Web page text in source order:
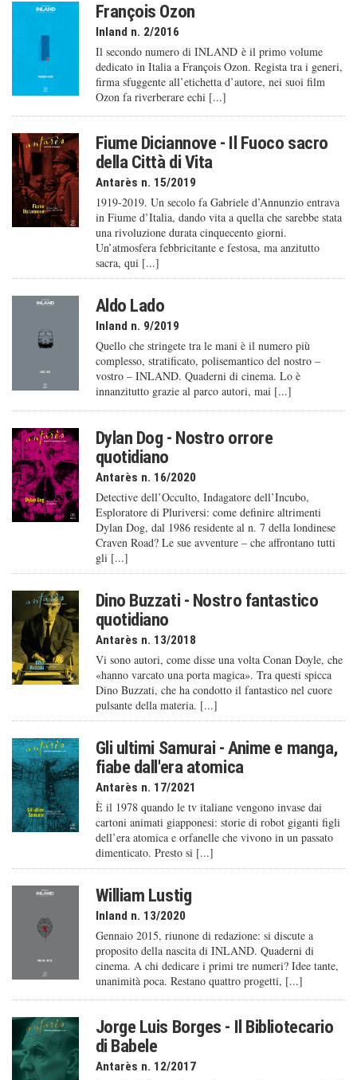
François Ozon
Inland n. 2/2016
Il secondo numero di INLAND è il primo volume
dedicato in Italia a François Ozon. Regista tra i generi,
firma sfuggente all’etichetta d’autore, nei suoi film
Ozon fa riverberare echi [...]
Fiume Diciannove - Il Fuoco sacro
della Città di Vita
Antarès n. 15/2019
1919-2019. Un secolo fa Gabriele d’Annunzio entrava
in Fiume d’Italia, dando vita a quella che sarebbe stata
una rivoluzione durata cinquecento giorni.
Un’atmosfera febbricitante e festosa, ma anzitutto
sacra, qui [...]
Aldo Lado
Inland n. 9/2019
Quello che stringete tra le mani è il numero più
complesso, stratificato, polisemantico del nostro –
vostro – INLAND. Quaderni di cinema. Lo è
innanzitutto grazie al parco autori, mai [...]
Dylan Dog - Nostro orrore
quotidiano
Antarès n. 16/2020
Detective dell’Occulto, Indagatore dell’Incubo,
Esploratore di Pluriversi: come definire altrimenti
Dylan Dog, dal 1986 residente al n. 7 della londinese
Craven Road? Le sue avventure – che affrontano tutti
gli [...]
Dino Buzzati - Nostro fantastico
quotidiano
Antarès n. 13/2018
Vi sono autori, come disse una volta Conan Doyle, che
«hanno varcato una porta magica». Tra questi spicca
Dino Buzzati, che ha condotto il fantastico nel cuore
pulsante della materia. [...]
Gli ultimi Samurai - Anime e manga,
fiabe dall'era atomica
Antarès n. 17/2021
È il 1978 quando le tv italiane vengono invase dai
cartoni animati giapponesi: storie di robot giganti figli
dell’era atomica e orfanelle che vivono in un passato
dimenticato. Presto si [...]
William Lustig
Inland n. 13/2020
Gennaio 2015, riunone di redazione: si discute a
proposito della nascita di INLAND. Quaderni di
cinema. A chi dedicare i primi tre numeri? Idee tante,
unanimità poca. Restano quattro progetti, [...]
Jorge Luis Borges - Il Bibliotecario
di Babele
Antarès n. 12/2017